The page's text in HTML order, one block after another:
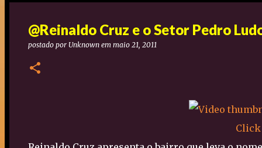
@Reinaldo Cruz e o Setor Pedro
postado por Unknown em maio 21, 2011
Click